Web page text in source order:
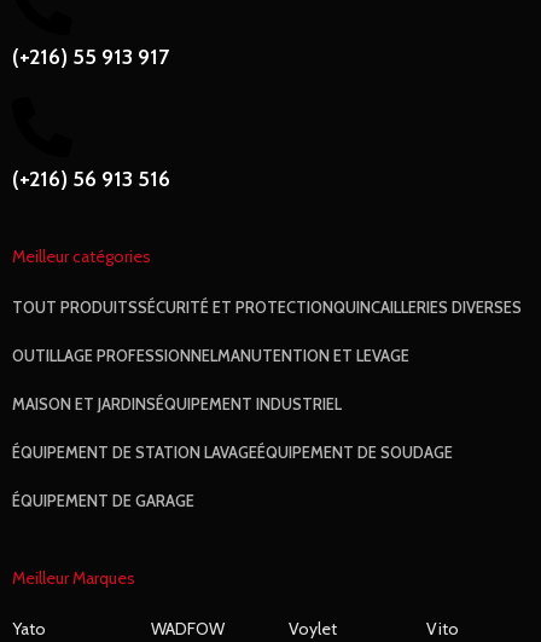
(+216) 55 913 917
(+216) 56 913 516
Meilleur catégories
TOUT PRODUITSSÉCURITÉ ET PROTECTIONQUINCAILLERIES DIVERSES
OUTILLAGE PROFESSIONNELMANUTENTION ET LEVAGE
MAISON ET JARDINSÉQUIPEMENT INDUSTRIEL
ÉQUIPEMENT DE STATION LAVAGEÉQUIPEMENT DE SOUDAGE
ÉQUIPEMENT DE GARAGE
Meilleur Marques
Yato WADFOW Voylet
Vito